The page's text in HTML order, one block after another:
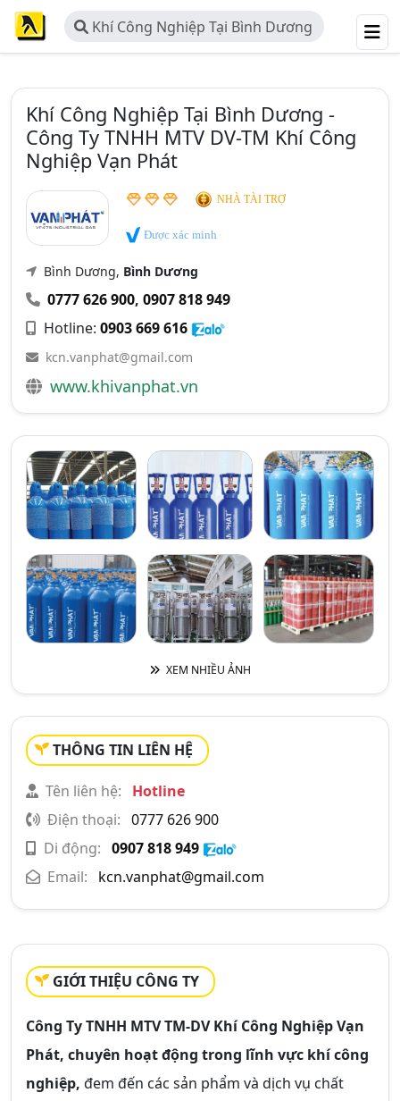
Khí Công Nghiệp Tại Bình Dương
- Công Ty TNHH MTV DV-TM Khí
Khí Công Nghiệp Tại Bình Dương -
Công Ty TNHH MTV DV-TM Khí Công
Nghiệp Vạn Phát
NHÀ TÀI TRỢ
Được xác minh
Bình Dương, Bình Dương
0777 626 900, 0907 818 949
Hotline: 0903 669 616
kcn.vanphat@gmail.com
www.khivanphat.vn
XEM NHIỀU ẢNH
THÔNG TIN LIÊN HỆ
Tên liên hệ:
Hotline
Điện thoại: 0777 626 900
Di động: 0907 818 949
Email:
kcn.vanphat@gmail.com
GIỚI THIỆU CÔNG TY
Công Ty TNHH MTV TM-DV Khí Công Nghiệp Vạn
Phát, chuyên hoạt động trong lĩnh vực khí công
nghiệp, đem đến các sản phẩm và dịch vụ chất